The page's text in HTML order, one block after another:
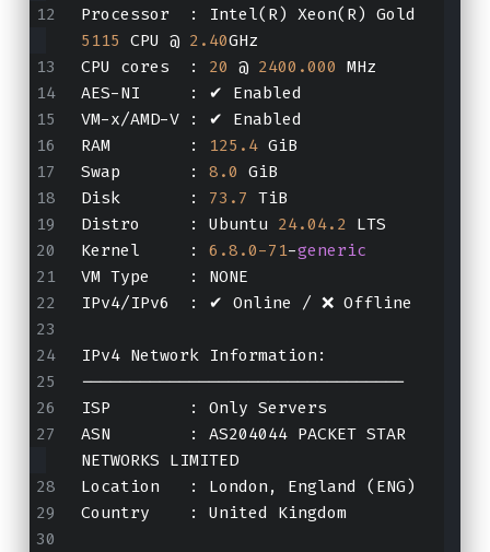
5115 CPU @ 2.40GHz
CPU cores  : 20 @ 2400.000 MHz
AES-NI     : ✔ Enabled
VM-x/AMD-V : ✔ Enabled
RAM        :
125.4 GiB
Swap       : 8.0 GiB
Disk       : 73.7 TiB
Distro     : Ubuntu 24.04.2 LTS
Kernel     : 6.8 .0-71-generic
VM Type    : NONE
IPv4/IPv6  : ✔ Online / ❌ Offline
IPv4 Network Information:
---------------------------------
ISP        : Only Servers
ASN        : AS204044 PACKET STAR
NETWORKS LIMITED
Location   : London, England (ENG)
Country    : United Kingdom